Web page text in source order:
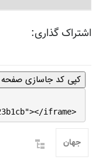
اشتراک گذاری:
کپی کد جاسازی صفحه
iframe>
جهان